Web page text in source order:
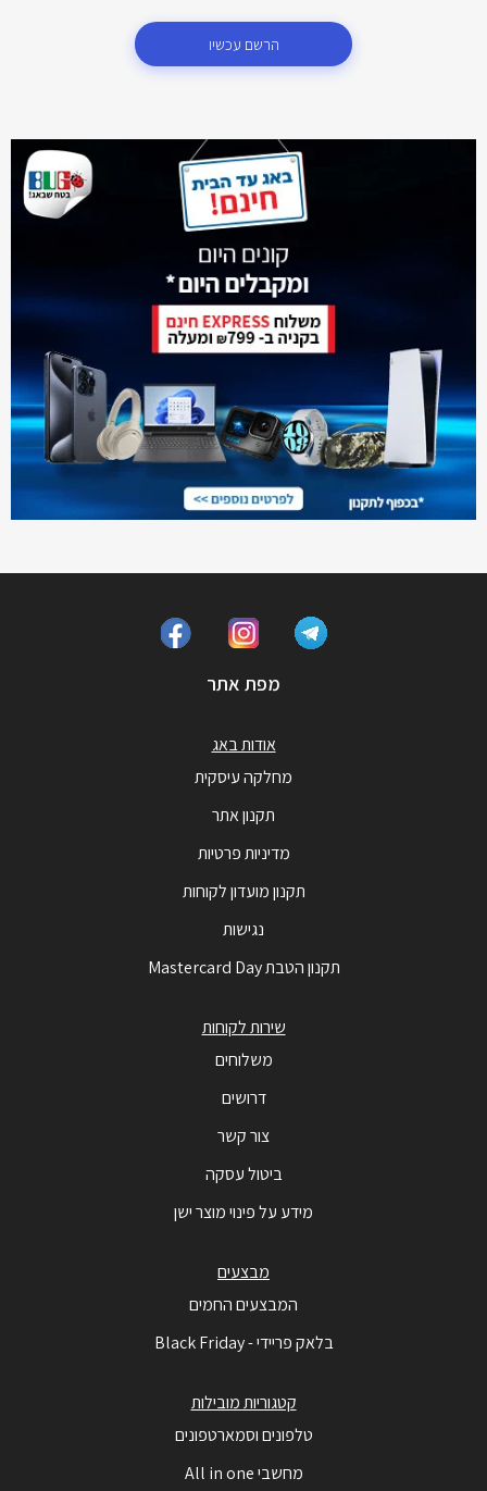
הרשם עכשיו
מפת אתר
אודות באג
מחלקה עיסקית
תקנון אתר
מדיניות פרטיות
תקנון מועדון לקוחות
נגישות
תקנון הטבת Mastercard Day
שירות לקוחות
משלוחים
דרושים
צור קשר
ביטול עסקה
מידע על פינוי מוצר ישן
מבצעים
המבצעים החמים
בלאק פריידי - Black Friday
קטגוריות מובילות
טלפונים וסמארטפונים
מחשבי All in one